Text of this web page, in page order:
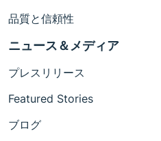
品質と信頼性
ニュース＆メディア
プレスリリース
Featured Stories
ブログ